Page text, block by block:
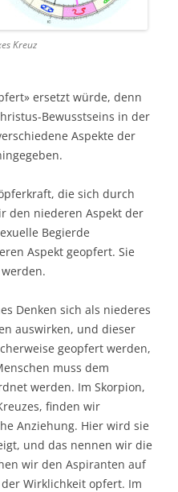
Kreuz
ersetzt würde, denn
Bewusstseins in der
Aspekte der
die sich durch
den niederen Aspekt der
Begierde
Aspekt geopfert. Sie
Denken sich als niederes
auswirken, und dieser
geopfert werden,
muss dem
werden. Im Skorpion,
finden wir
Anziehung. Hier wird sie
und das nennen wir die
wir den Aspiranten auf
Wirklichkeit opfert. Im